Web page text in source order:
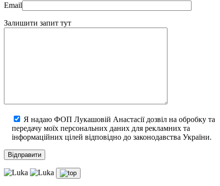
Email
Залишити запит тут
Я надаю ФОП Лукашовій Анастасії дозвіл на обробку та
передачу моїх персональних даних для рекламних та
інформаційних цілей відповідно до законодавства України.
Відправити